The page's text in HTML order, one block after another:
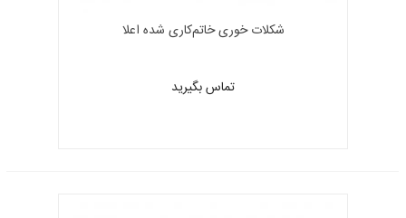
شکلات خوری خاتم‌کاری شده اعلا
تماس بگیرید